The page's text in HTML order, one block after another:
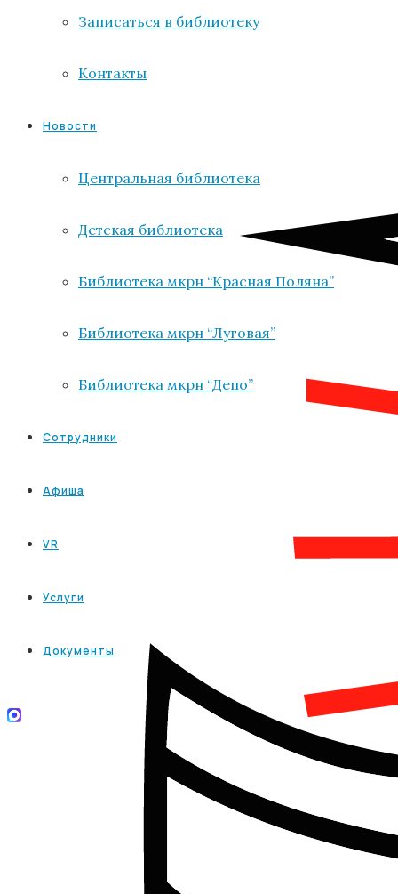
Записаться в библиотеку
Контакты
Новости
Центральная библиотека
Детская библиотека
Библиотека мкрн “Красная Поляна”
Библиотека мкрн “Луговая”
Библиотека мкрн “Депо”
Сотрудники
Афиша
VR
Услуги
Документы